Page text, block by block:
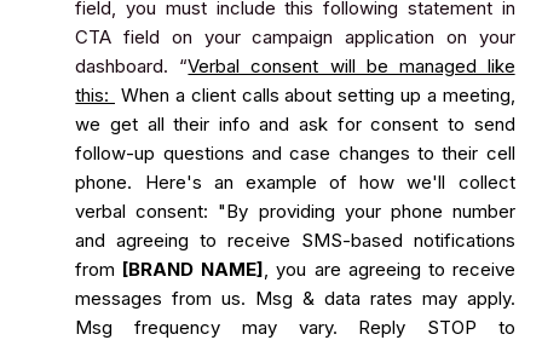
field, you must include this following statement in
CTA field on your campaign application on your
dashboard. “Verbal consent will be managed like
this: When a client calls about setting up a meeting,
we get all their info and ask for consent to send
follow-up questions and case changes to their cell
phone. Here's an example of how we'll collect
verbal consent: "By providing your phone number
and agreeing to receive SMS-based notifications
from [BRAND NAME] , you are agreeing to receive
messages from us. Msg & data rates may apply.
Msg frequency may vary. Reply STOP to